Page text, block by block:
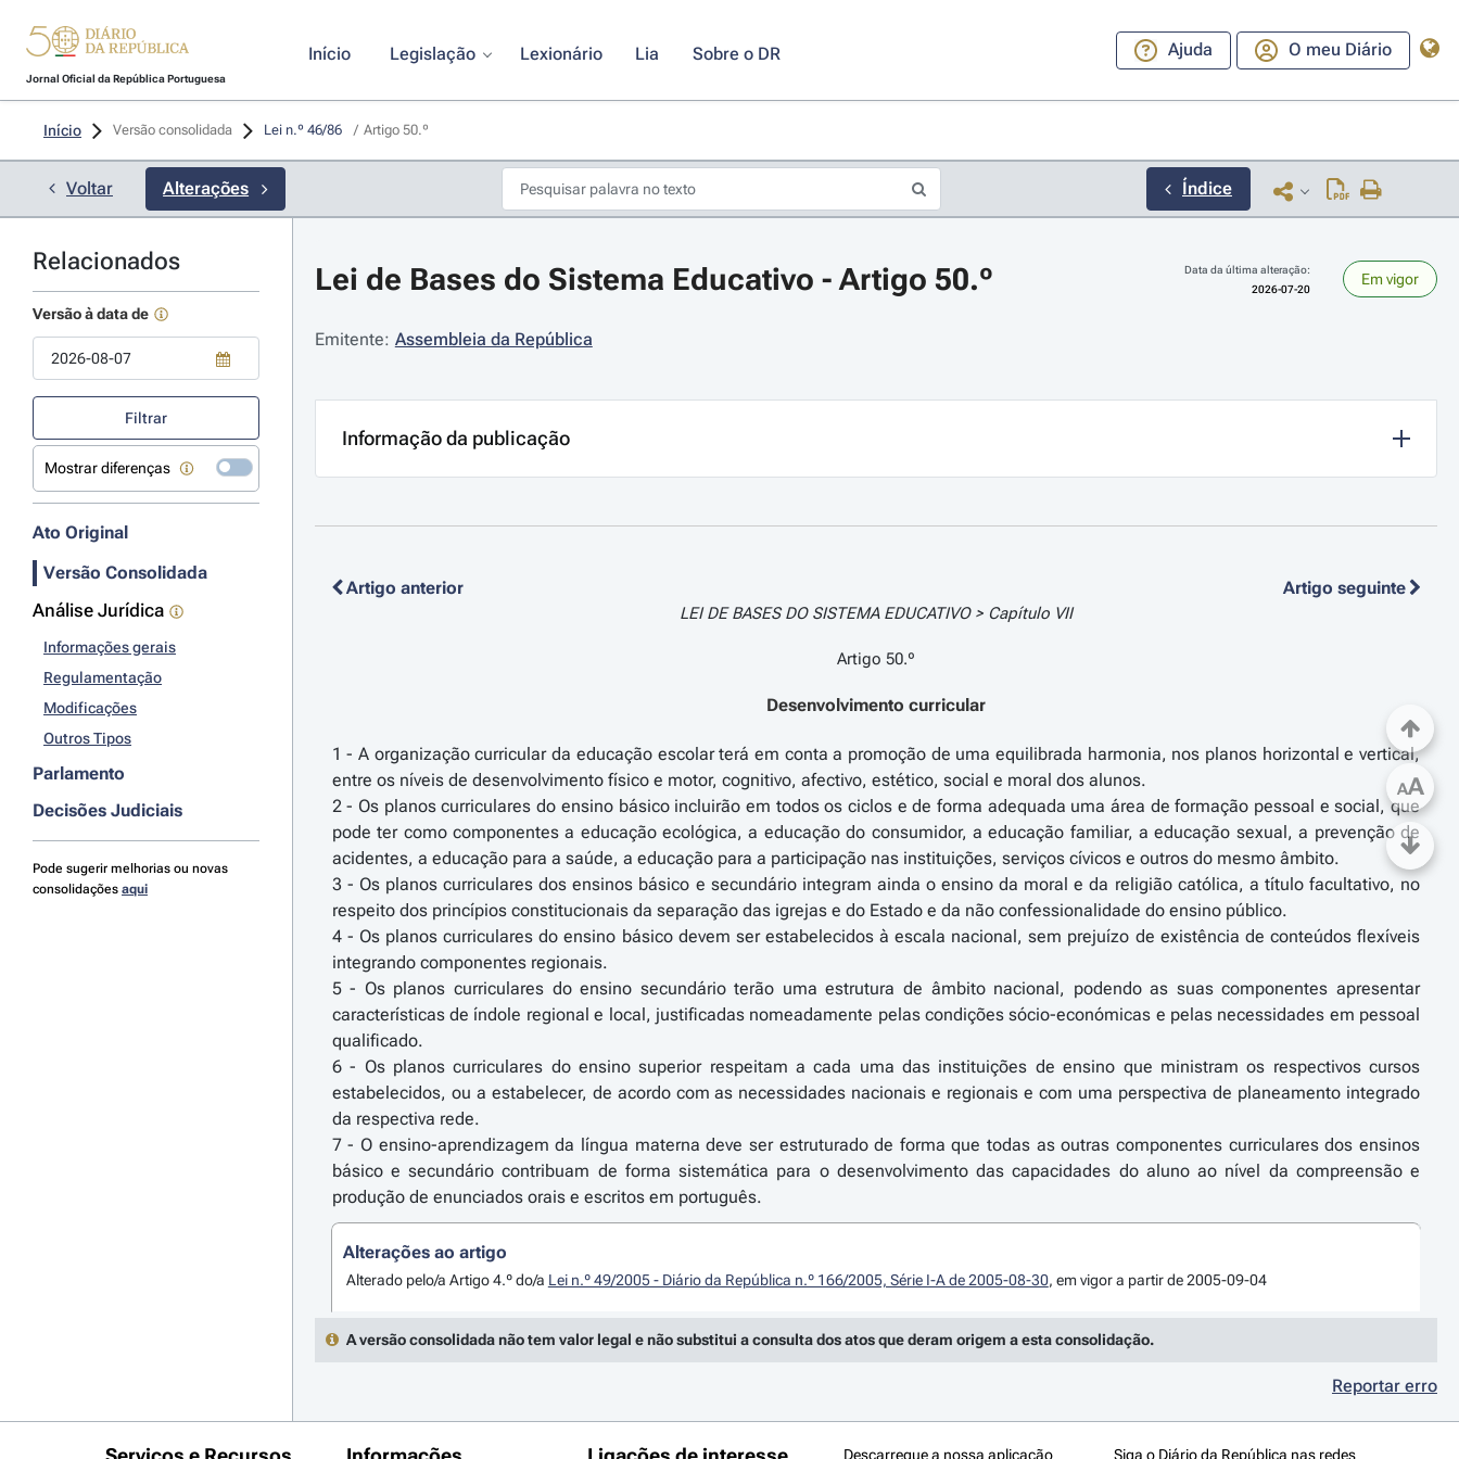
Jornal Oficial da República Portuguesa
Início Legislação Lexionário Lia Sobre o DR Ajuda O meu Diário
Início Versão consolidada Lei n.º 46/86 / Artigo 50.º
Voltar Alterações Índice
Relacionados
Versão à data de
Filtrar
Mostrar diferenças
Ato Original
Versão Consolidada
Análise Jurídica
Informações gerais
Regulamentação
Modificações
Outros Tipos
Parlamento
Decisões Judiciais
Pode sugerir melhorias ou novas
consolidações aqui
Lei de Bases do Sistema Educativo - Artigo 50.º
Data da última alteração:
2026-07-20
Em vigor
Emitente: Assembleia da República
Informação da publicação
Artigo anterior Artigo seguinte
LEI DE BASES DO SISTEMA EDUCATIVO > Capítulo VII
Artigo 50.º
Desenvolvimento curricular
1 - A organização curricular da educação escolar terá em conta a promoção de uma equilibrada harmonia, nos planos horizontal e vertical,
entre os níveis de desenvolvimento físico e motor, cognitivo, afectivo, estético, social e moral dos alunos.
2 - Os planos curriculares do ensino básico incluirão em todos os ciclos e de forma adequada uma área de formação pessoal e social, que
pode ter como componentes a educação ecológica, a educação do consumidor, a educação familiar, a educação sexual, a prevenção de
acidentes, a educação para a saúde, a educação para a participação nas instituições, serviços cívicos e outros do mesmo âmbito.
3 - Os planos curriculares dos ensinos básico e secundário integram ainda o ensino da moral e da religião católica, a título facultativo, no
respeito dos princípios constitucionais da separação das igrejas e do Estado e da não confessionalidade do ensino público.
4 - Os planos curriculares do ensino básico devem ser estabelecidos à escala nacional, sem prejuízo de existência de conteúdos flexíveis
integrando componentes regionais.
5 - Os planos curriculares do ensino secundário terão uma estrutura de âmbito nacional, podendo as suas componentes apresentar
características de índole regional e local, justificadas nomeadamente pelas condições sócio-económicas e pelas necessidades em pessoal
qualificado.
6 - Os planos curriculares do ensino superior respeitam a cada uma das instituições de ensino que ministram os respectivos cursos
estabelecidos, ou a estabelecer, de acordo com as necessidades nacionais e regionais e com uma perspectiva de planeamento integrado
da respectiva rede.
7 - O ensino-aprendizagem da língua materna deve ser estruturado de forma que todas as outras componentes curriculares dos ensinos
básico e secundário contribuam de forma sistemática para o desenvolvimento das capacidades do aluno ao nível da compreensão e
produção de enunciados orais e escritos em português.
Alterações ao artigo
Alterado pelo/a Artigo 4.º do/a Lei n.º 49/2005 - Diário da República n.º 166/2005, Série I-A de 2005-08-30, em vigor a partir de 2005-09-04
A versão consolidada não tem valor legal e não substitui a consulta dos atos que deram origem a esta consolidação.
Reportar erro
AA
Descarregue a nossa aplicação Siga o Diário da República nas redes